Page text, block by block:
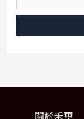
關於禾璽